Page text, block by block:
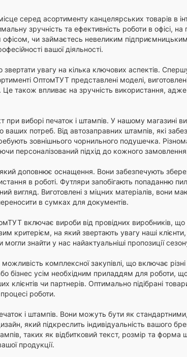
серед асортименту канцелярських товарів в
зручність та ефективність роботи в офісі,
чи займаєтесь невеликим підприємницьким
вашої діяльності.
увагу на кілька ключових аспектів.
ОптомТУТ представлені моделі,
Це також впливає на зручність використання,
виборі печаток і штампів. У нашому магазині
потреб. Від автозаправних штампів, які
зовнішнього чорнильного подушечка.
персоналізований підхід до кожного
доповнює оснащення. Вони забезпечують
в роботі. Футляри запобігають попаданню
вигляд. Виготовлені з міцних матеріалів, вони
в сумках для документів.
включає вироби від провідних виробників, що
критерієм, на який звертають увагу наші
знайти у нас найактуальніші пропозиції
комплексної закупівлі, що включає
бізнес усім необхідним приладдям для роботи,
клієнтів чи партнерів. Оптимально підібрані
роботи.
і штампів. Вони можуть бути як
який підкреслить індивідуальність вашого
таких як відбитковий текст, розмір та
продукції.